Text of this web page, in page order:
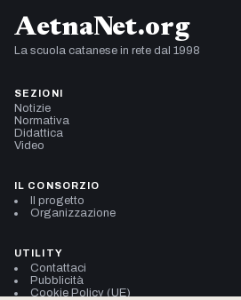
AetnaNet.org
La scuola catanese in rete dal 1998
SEZIONI
Notizie
Normativa
Didattica
Video
IL CONSORZIO
Il progetto
Organizzazione
UTILITY
Contattaci
Pubblicità
Cookie Policy (UE)